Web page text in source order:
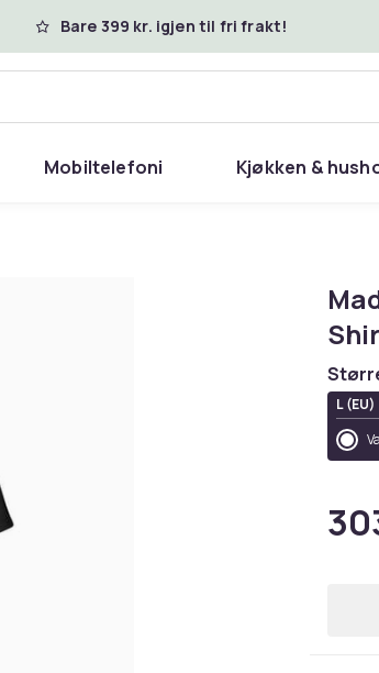
Bare 399 kr. igjen til fri frakt!
Mobiltelefoni Kjøkken &
L (EU)